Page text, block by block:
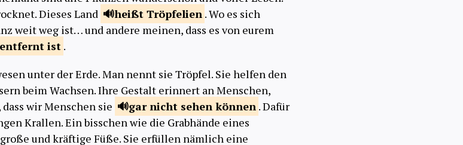
Dieses Land
heißt Tröpfelien . Wo es sich
weit weg ist… und andere meinen, dass es von eurem
ist .
unter der Erde. Man nennt sie Tröpfel. Sie helfen den
beim Wachsen. Ihre Gestalt erinnert an Menschen,
wir Menschen sie
gar nicht sehen können . Dafür
Krallen. Ein bisschen wie die Grabhände eines
und kräftige Füße. Sie erfüllen nämlich eine